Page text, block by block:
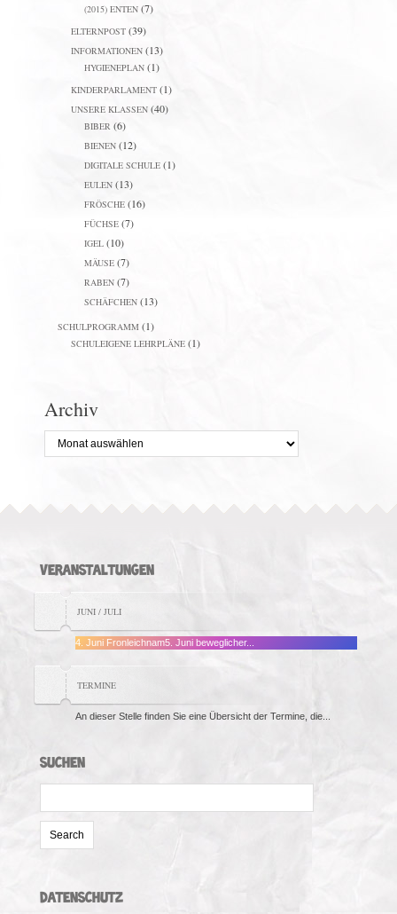
(2015) ENTEN(7)
ELTERNPOST(39)
INFORMATIONEN(13)
HYGIENEPLAN(1)
KINDERPARLAMENT(1)
UNSERE KLASSEN(40)
BIBER (6)
BIENEN(12)
DIGITALE SCHULE(1)
EULEN(13)
FRÖSCHE(16)
FÜCHSE(7)
IGEL(10)
MÄUSE(7)
RABEN(7)
SCHÄFCHEN(13)
SCHULPROGRAMM(1)
SCHULEIGENE LEHRPLÄNE(1)
Archiv
Archiv
VERANSTALTUNGEN
JUNI / JULI
4. Juni Fronleichnam5. Juni beweglicher...
TERMINE
An dieser Stelle finden Sie eine Übersicht der Termine, die...
SUCHEN
DATENSCHUTZ